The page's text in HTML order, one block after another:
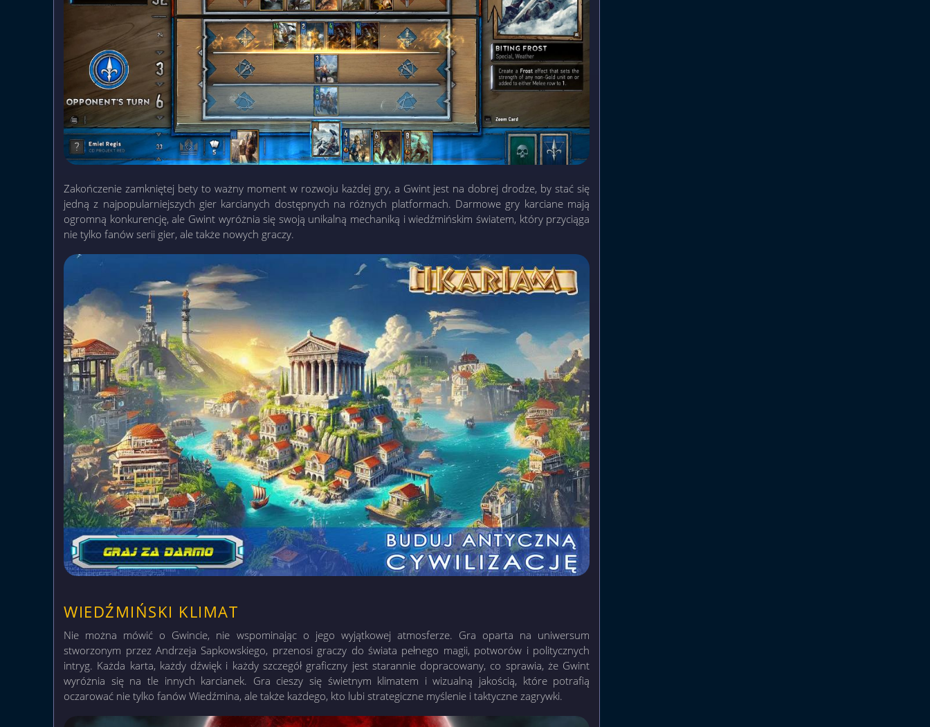
Zakończenie zamkniętej bety to ważny moment w rozwoju każdej gry, a Gwint jest na dobrej drodze, by stać się
jedną z najpopularniejszych gier karcianych dostępnych na różnych platformach. Darmowe gry karciane mają
ogromną konkurencję, ale Gwint wyróżnia się swoją unikalną mechaniką i wiedźmińskim światem, który przyciąga
nie tylko fanów serii gier, ale także nowych graczy.
WIEDŹMIŃSKI KLIMAT
Nie można mówić o Gwincie, nie wspominając o jego wyjątkowej atmosferze. Gra oparta na uniwersum
stworzonym przez Andrzeja Sapkowskiego, przenosi graczy do świata pełnego magii, potworów i politycznych
intryg. Każda karta, każdy dźwięk i każdy szczegół graficzny jest starannie dopracowany, co sprawia, że Gwint
wyróżnia się na tle innych karcianek. Gra cieszy się świetnym klimatem i wizualną jakością, które potrafią
oczarować nie tylko fanów Wiedźmina, ale także każdego, kto lubi strategiczne myślenie i taktyczne zagrywki.